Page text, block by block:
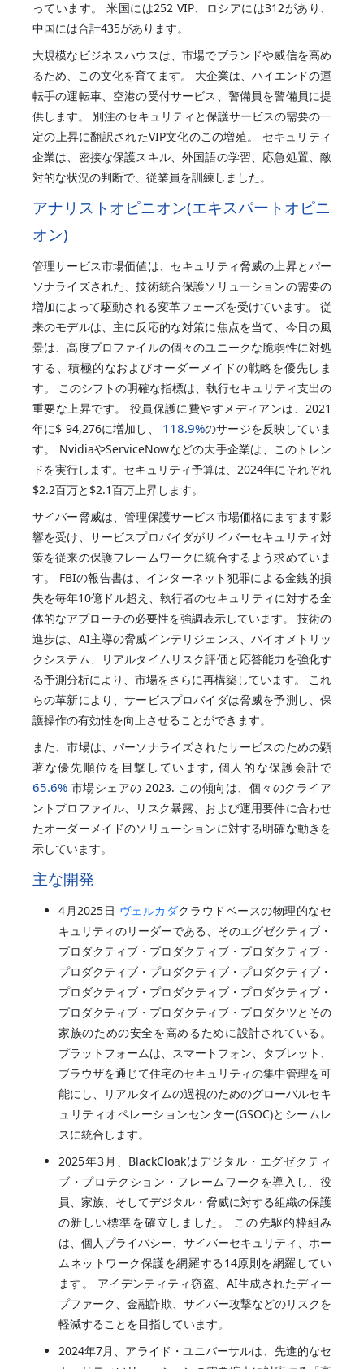
っています。 米国には252 VIP、ロシアには312があり、
中国には合計435があります。
大規模なビジネスハウスは、市場でブランドや威信を高め
るため、この文化を育てます。 大企業は、ハイエンドの運
転手の運転車、空港の受付サービス、警備員を警備員に提
供します。 別注のセキュリティと保護サービスの需要の一
定の上昇に翻訳されたVIP文化のこの増殖。 セキュリティ
企業は、密接な保護スキル、外国語の学習、応急処置、敵
対的な状況の判断で、従業員を訓練しました。
アナリストオピニオン(エキスパートオピニ
オン)
管理サービス市場価値は、セキュリティ脅威の上昇とパー
ソナライズされた、技術統合保護ソリューションの需要の
増加によって駆動される変革フェーズを受けています。 従
来のモデルは、主に反応的な対策に焦点を当て、今日の風
景は、高度プロファイルの個々のユニークな脆弱性に対処
する、積極的なおよびオーダーメイドの戦略を優先しま
す。 このシフトの明確な指標は、執行セキュリティ支出の
重要な上昇です。 役員保護に費やすメディアンは、2021
年に$ 94,276に増加し、 118.9%のサージを反映していま
す。 NvidiaやServiceNowなどの大手企業は、このトレン
ドを実行します。セキュリティ予算は、2024年にそれぞれ
$2.2百万と$2.1百万上昇します。
サイバー脅威は、管理保護サービス市場価格にますます影
響を受け、サービスプロバイダがサイバーセキュリティ対
策を従来の保護フレームワークに統合するよう求めていま
す。 FBIの報告書は、インターネット犯罪による金銭的損
失を毎年10億ドル超え、執行者のセキュリティに対する全
体的なアプローチの必要性を強調表示しています。 技術の
進歩は、AI主導の脅威インテリジェンス、バイオメトリッ
クシステム、リアルタイムリスク評価と応答能力を強化す
る予測分析により、市場をさらに再構築しています。 これ
らの革新により、サービスプロバイダは脅威を予測し、保
護操作の有効性を向上させることができます。
また、市場は、パーソナライズされたサービスのための顕
著な優先順位を目撃しています, 個人的な保護会計で
65.6% 市場シェアの 2023. この傾向は、個々のクライア
ントプロファイル、リスク暴露、および運用要件に合わせ
たオーダーメイドのソリューションに対する明確な動きを
示しています。
主な開発
4月2025日 ヴェルカダクラウドベースの物理的なセ
キュリティのリーダーである、そのエグゼクティブ・
プロダクティブ・プロダクティブ・プロダクティブ・
プロダクティブ・プロダクティブ・プロダクティブ・
プロダクティブ・プロダクティブ・プロダクティブ・
プロダクティブ・プロダクティブ・プロダクツとその
家族のための安全を高めるために設計されている。
プラットフォームは、スマートフォン、タブレット、
ブラウザを通じて住宅のセキュリティの集中管理を可
能にし、リアルタイムの過視のためのグローバルセキ
ュリティオペレーションセンター(GSOC)とシームレ
スに統合します。
2025年3月、BlackCloakはデジタル・エグゼクティ
ブ・プロテクション・フレームワークを導入し、役
員、家族、そしてデジタル・脅威に対する組織の保護
の新しい標準を確立しました。 この先駆的枠組み
は、個人プライバシー、サイバーセキュリティ、ホー
ムネットワーク保護を網羅する14原則を網羅してい
ます。 アイデンティティ窃盗、AI生成されたディー
プファーク、金融詐欺、サイバー攻撃などのリスクを
軽減することを目指しています。
2024年7月、アライド・ユニバーサルは、先進的なセ